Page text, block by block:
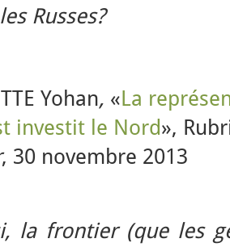
Russes?
Yohan, «La
investit le Nord»,
, 30 novembre 2013
la frontier (que les